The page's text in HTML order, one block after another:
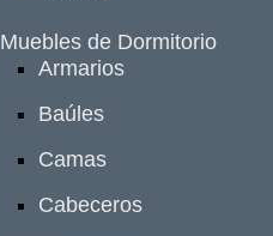
Muebles de Dormitorio
Armarios
Baúles
Camas
Cabeceros